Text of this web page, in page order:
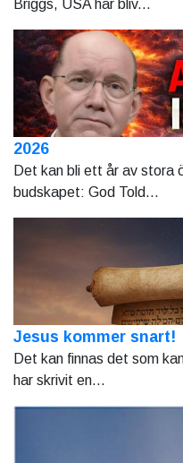
Briggs, USA har bliv...
2026
Det kan bli ett år av stora
budskapet: God Told...
Jesus kommer snart!
Det kan finnas det som
har skrivit en...